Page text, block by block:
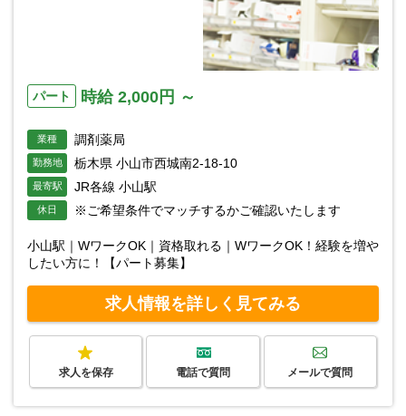
パート 時給 2,000円 ～
業種 調剤薬局
勤務地 栃木県 小山市西城南2-18-10
最寄駅 JR各線 小山駅
休日 ※ご希望条件でマッチするかご確認いたします
小山駅｜WワークOK｜資格取れる｜WワークOK！経験を増や
したい方に！【パート募集】
求人情報を詳しく見てみる
求人を保存 電話で質問 メールで質問